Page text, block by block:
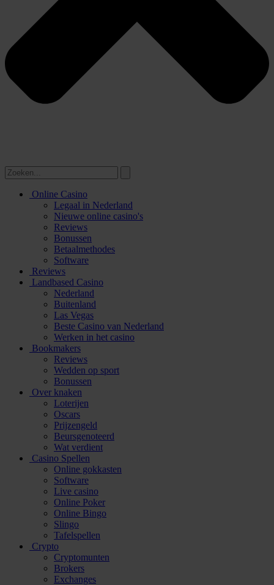
Online Casino
Legaal in Nederland
Nieuwe online casino's
Reviews
Bonussen
Betaalmethodes
Software
Reviews
Landbased Casino
Nederland
Buitenland
Las Vegas
Beste Casino van Nederland
Werken in het casino
Bookmakers
Reviews
Wedden op sport
Bonussen
Over knaken
Loterijen
Oscars
Prijzengeld
Beursgenoteerd
Wat verdient
Casino Spellen
Online gokkasten
Software
Live casino
Online Poker
Online Bingo
Slingo
Tafelspellen
Crypto
Cryptomunten
Brokers
Exchanges